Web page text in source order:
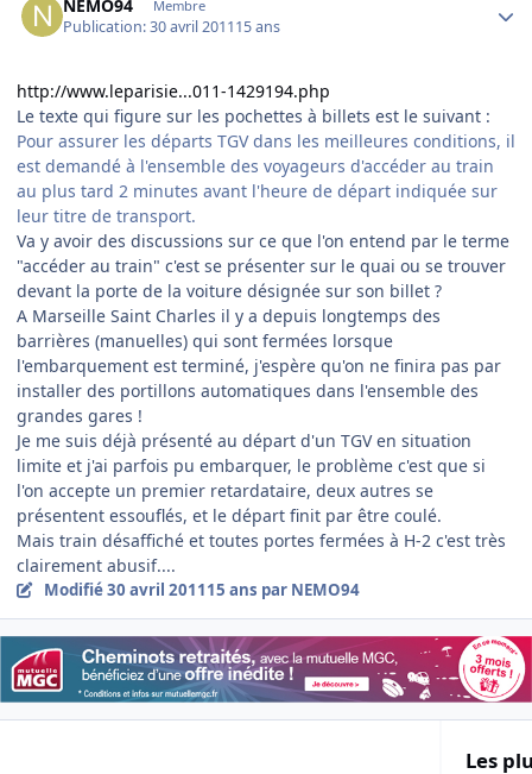
NEMO94 Membre
Publication:30 avril 201115 ans
http://www.leparisie...011-1429194.php
Le texte qui figure sur les pochettes à billets est le suivant :
Pour assurer les départs TGV dans les meilleures conditions, il
est demandé à l'ensemble des voyageurs d'accéder au train
au plus tard 2 minutes avant l'heure de départ indiquée sur
leur titre de transport.
Va y avoir des discussions sur ce que l'on entend par le terme
"accéder au train" c'est se présenter sur le quai ou se trouver
devant la porte de la voiture désignée sur son billet ?
A Marseille Saint Charles il y a depuis longtemps des
barrières (manuelles) qui sont fermées lorsque
l'embarquement est terminé, j'espère qu'on ne finira pas par
installer des portillons automatiques dans l'ensemble des
grandes gares !
Je me suis déjà présenté au départ d'un TGV en situation
limite et j'ai parfois pu embarquer, le problème c'est que si
l'on accepte un premier retardataire, deux autres se
présentent essouflés, et le départ finit par être coulé.
Mais train désaffiché et toutes portes fermées à H-2 c'est très
clairement abusif....
Modifié30 avril 201115 ans par NEMO94
Les